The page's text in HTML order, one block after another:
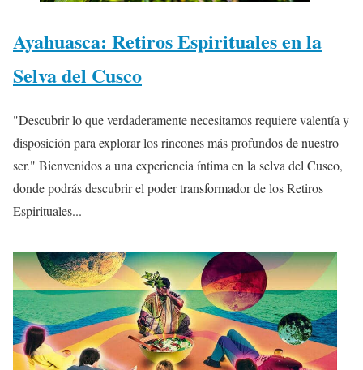
Ayahuasca: Retiros Espirituales en la
Selva del Cusco
"Descubrir lo que verdaderamente necesitamos requiere valentía y
disposición para explorar los rincones más profundos de nuestro
ser." Bienvenidos a una experiencia íntima en la selva del Cusco,
donde podrás descubrir el poder transformador de los Retiros
Espirituales...